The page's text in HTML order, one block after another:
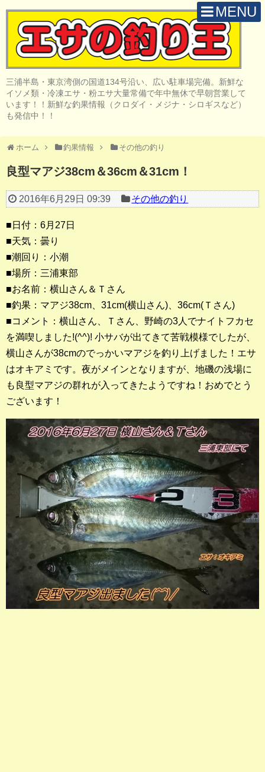
MENU
三浦半島・東京湾側の国道134号沿い、広い駐車場完備。新鮮な
イソメ類・冷凍エサ・粉エサ大量常備で年中無休で早朝営業して
います！！新鮮な釣果情報（クロダイ・メジナ・シロギスなど）
も発信中！！
ホーム 釣果情報 その他の釣り
良型マアジ38cm＆36cm＆31cm！
2016年6月29日 09:39 その他の釣り
■日付：6月27日
■天気：曇り
■潮回り：小潮
■場所：三浦東部
■お名前：横山さん＆Ｔさん
■釣果：マアジ38cm、31cm(横山さん)、36cm(Ｔさん)
■コメント：横山さん、Ｔさん、野崎の3人でナイトフカセ
を満喫しました!(^^)! 小サバが出てきて苦戦模様でしたが、
横山さんが38cmのでっかいマアジを釣り上げました！エサ
はオキアミです。夜がメインとなりますが、地磯の浅場に
も良型マアジの群れが入ってきたようですね！おめでとう
ございます！
H O M E
取 扱 商 品
釣 果 情 報
陸っぱりルアー
船・ボート釣り
その他の釣り
釣果ランキング
2023年 クロダイ部門
2023年 メジナ部門
歴代釣果ランキング
クロダイ部門
メジナ部門
シロギス部門
過去の釣果ランキング
ブログ・釣行記
スタッフブログ
店長釣行記
スタッフ釣行記
釣果投稿フォーム